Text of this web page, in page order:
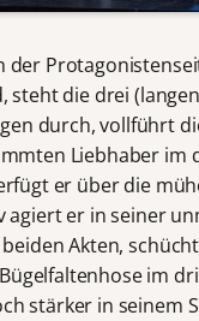
der
steht die drei
durch, vollführt
Liebhaber
er über die
er in seiner
Akten,
im
stärker in seinem